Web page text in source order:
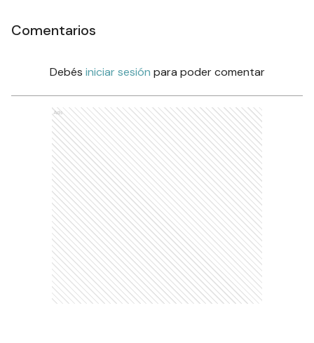
Comentarios
Debés iniciar sesión para poder comentar
Ads